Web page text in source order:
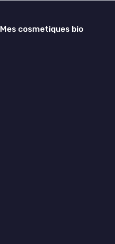
Mes cosmetiques bio